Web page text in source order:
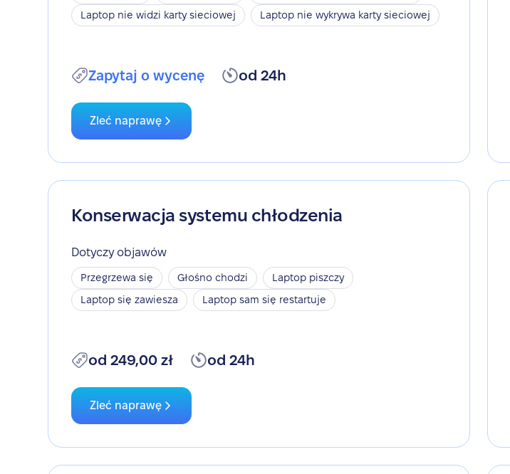
Laptop nie widzi karty sieciowej
Laptop nie wykrywa karty sieciowej
Zapytaj o wycenę od 24h
Zleć naprawę
Konserwacja systemu chłodzenia
Dotyczy objawów
Przegrzewa się Głośno chodzi
Laptop piszczy
Laptop się zawiesza
Laptop sam się restartuje
od 249,00 zł od 24h
Zleć naprawę